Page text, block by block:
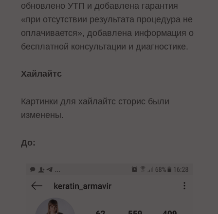
обновлено УТП и добавлена гарантия
«при отсутствии результата процедура не
оплачивается», добавлена информация о
бесплатной консультации и диагностике.
Хайлайтс
Картинки для хайлайтс сторис были
изменены.
До: